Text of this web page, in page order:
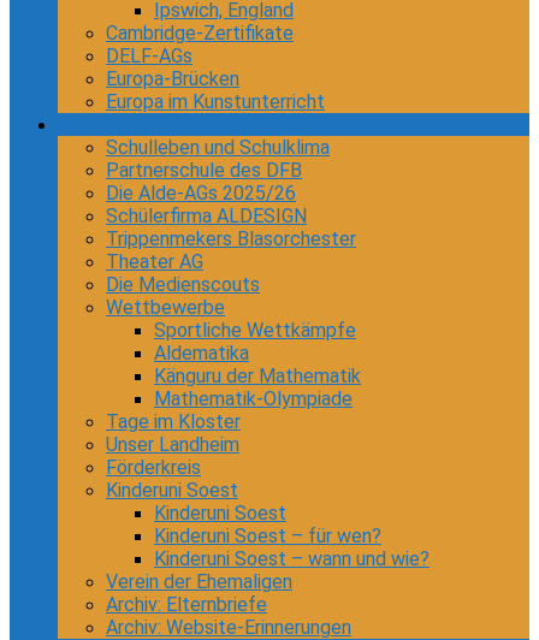
Ipswich, England
Cambridge-Zertifikate
DELF-AGs
Europa-Brücken
Europa im Kunstunterricht
Schulleben und Schulklima
Partnerschule des DFB
Die Alde-AGs 2025/26
Schülerfirma ALDESIGN
Trippenmekers Blasorchester
Theater AG
Die Medienscouts
Wettbewerbe
Sportliche Wettkämpfe
Aldematika
Känguru der Mathematik
Mathematik-Olympiade
Tage im Kloster
Unser Landheim
Förderkreis
Kinderuni Soest
Kinderuni Soest
Kinderuni Soest – für wen?
Kinderuni Soest – wann und wie?
Verein der Ehemaligen
Archiv: Elternbriefe
Archiv: Website-Erinnerungen